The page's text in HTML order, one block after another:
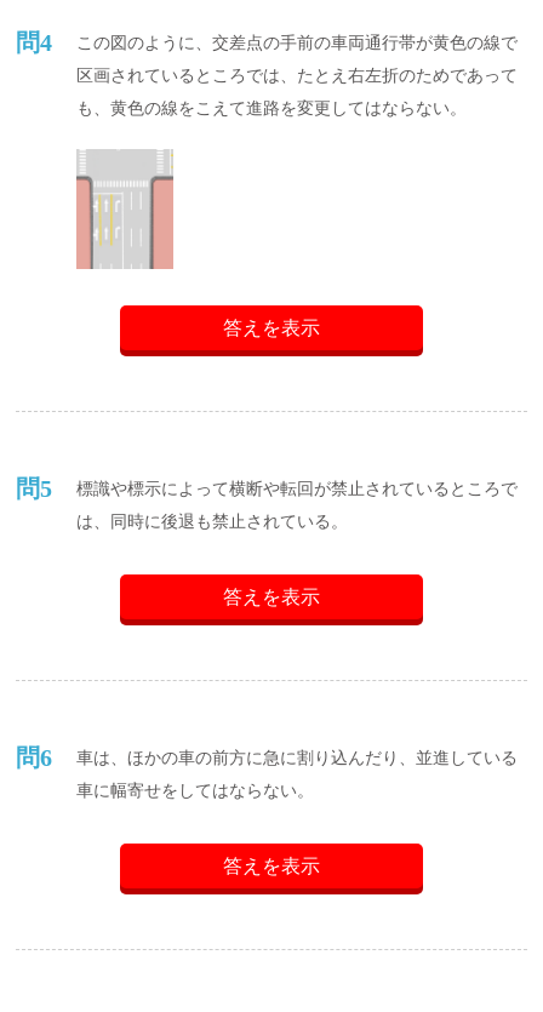
問4
この図のように、交差点の手前の車両通行帯が黄色の線で
区画されているところでは、たとえ右左折のためであって
も、黄色の線をこえて進路を変更してはならない。
答えを表示
問5
標識や標示によって横断や転回が禁止されているところで
は、同時に後退も禁止されている。
答えを表示
問6
車は、ほかの車の前方に急に割り込んだり、並進している
車に幅寄せをしてはならない。
答えを表示